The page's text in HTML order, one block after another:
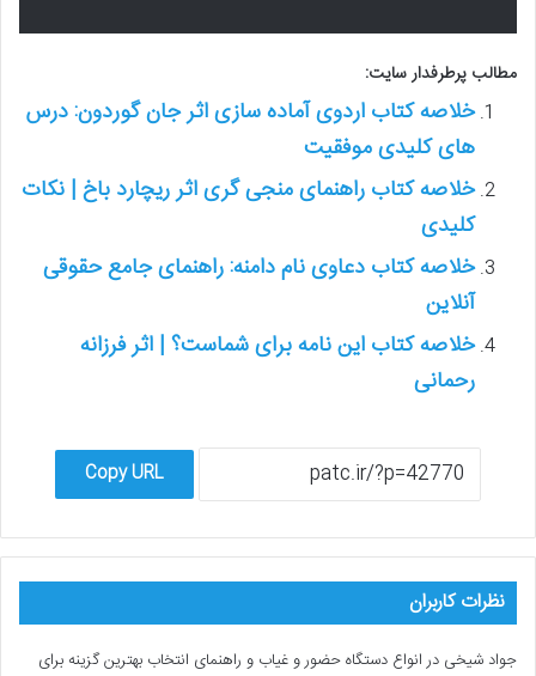
مطالب پرطرفدار سایت:
خلاصه کتاب اردوی آماده سازی اثر جان گوردون: درس
های کلیدی موفقیت
خلاصه کتاب راهنمای منجی گری اثر ریچارد باخ | نکات
کلیدی
خلاصه کتاب دعاوی نام دامنه: راهنمای جامع حقوقی
آنلاین
خلاصه کتاب این نامه برای شماست؟ | اثر فرزانه
رحمانی
Copy URL
نظرات کاربران
جواد شیخی درانواع دستگاه حضور و غیاب و راهنمای انتخاب بهترین گزینه برای